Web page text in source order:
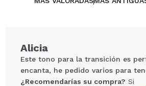
Alicia
Este tono para la transición es
encanta, he pedido varios para
¿Recomendarías su compra? Si